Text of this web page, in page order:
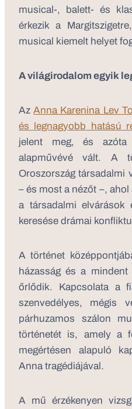
musical-, balett- és
érkezik a
musical kiemelt helyet
A világirodalom egyik
AzAnna Karenina Lev
és legnagyobb hatású
jelent meg, és azóta
alapművévé vált. A
Oroszország társadalmi
– és most a nézőt –,
a társadalmi elvárások
keresése drámai
A történet
házasság és a
őrlődik. Kapcsolata a
szenvedélyes, mégis
párhuzamos szálon
történetét is, amely a
megértésen alapuló
Anna tragédiájával.
A mű érzékenyen